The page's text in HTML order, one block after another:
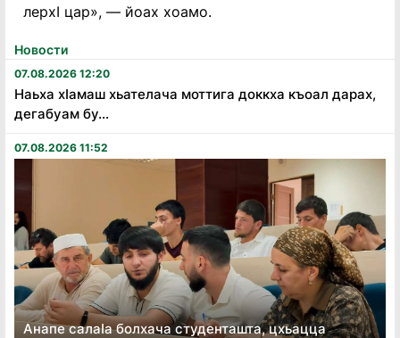
Новости
07.08.2026 12:20
Наьха хӏамаш хьателача моттига доккха къоал дарах,
дегабуам бу...
07.08.2026 11:52
Анапе салаӏа болхача студенташта, цхьацца
лерхI цар», — йоах хоамо.